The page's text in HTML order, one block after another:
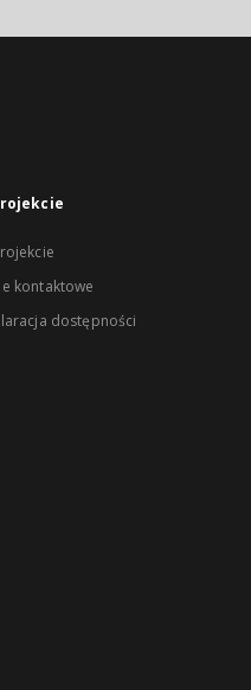
kontaktowe
dostępności